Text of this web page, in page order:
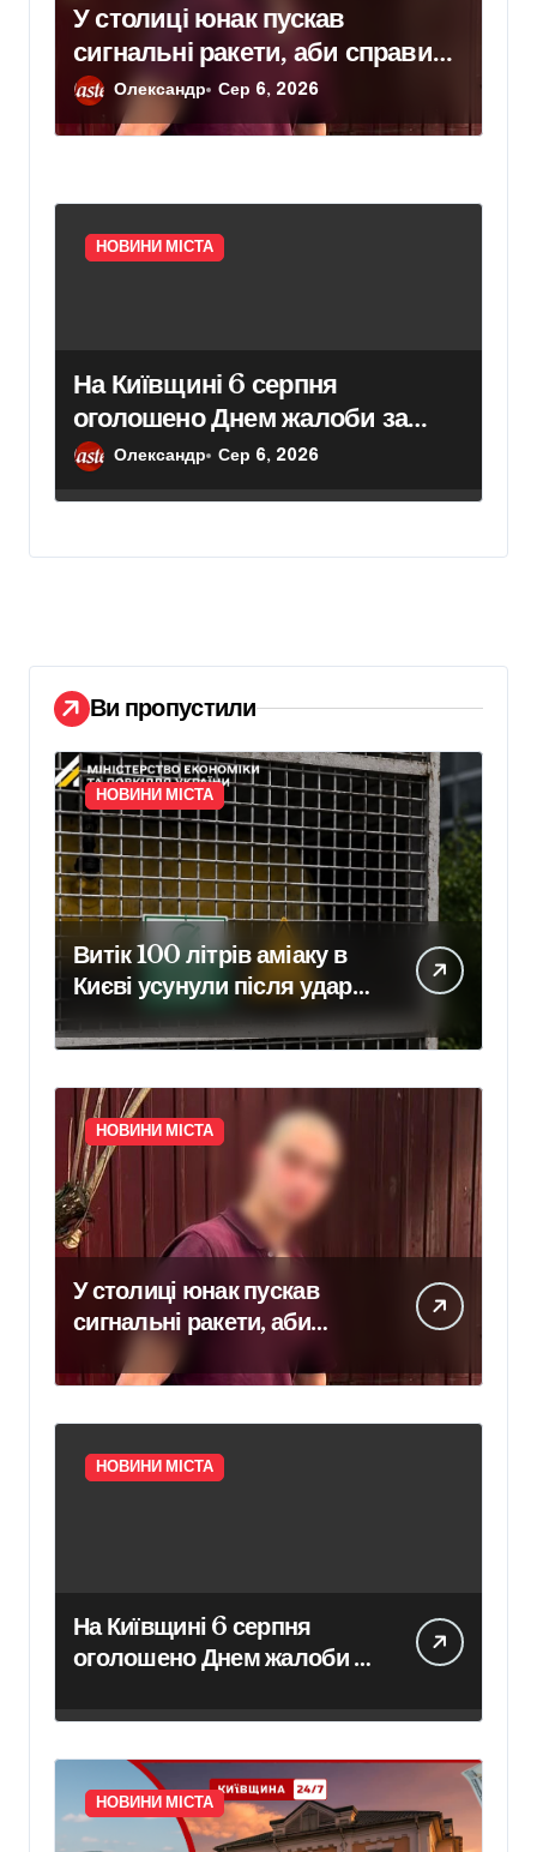
У столиці юнак пускав
сигнальні ракети, аби справити
враження на дівчат: тепер йому
загрожує підозра
Олександр Сер 6, 2026
НОВИНИ МІСТА
На Київщині 6 серпня
оголошено Днем жалоби за
загиблими внаслідок нічного
Олександр Сер 6, 2026
Ви пропустили
НОВИНИ МІСТА
Витік 100 літрів аміаку в
Києві усунули після удару
НОВИНИ МІСТА
У столиці юнак пускав
сигнальні ракети, аби
справити враження на
дівчат: тепер йому
НОВИНИ МІСТА
На Київщині 6 серпня
оголошено Днем жалоби за
нічного обстрілу
НОВИНИ МІСТА